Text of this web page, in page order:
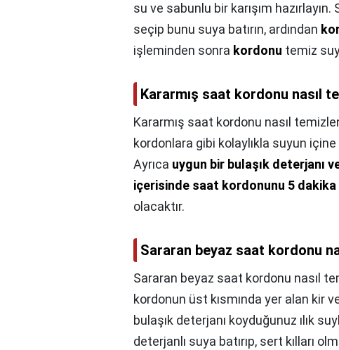
su ve sabunlu bir karışım
seçip bunu suya batırın, ardından
işleminden sonra kordonu temiz
Kararmış saat kordonu nasıl
Kararmış saat kordonu nasıl
kordonlara gibi kolaylıkla suyun
Ayrıca uygun bir bulaşık deterjanı
içerisinde saat kordonunu 5
olacaktır.
Sararan beyaz saat kordonu
Sararan beyaz saat kordonu nasıl
kordonun üst kısmında yer alan kir
bulaşık deterjanı koyduğunuz ılık
deterjanlı suya batırıp, sert kılları